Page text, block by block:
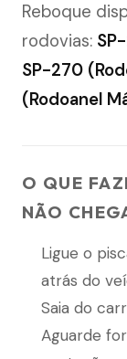
Reboque
rodovias:
SP-270
(Rodoanel
O QUE
NÃO
Ligue o
atrás do
Saia do
Aguarde